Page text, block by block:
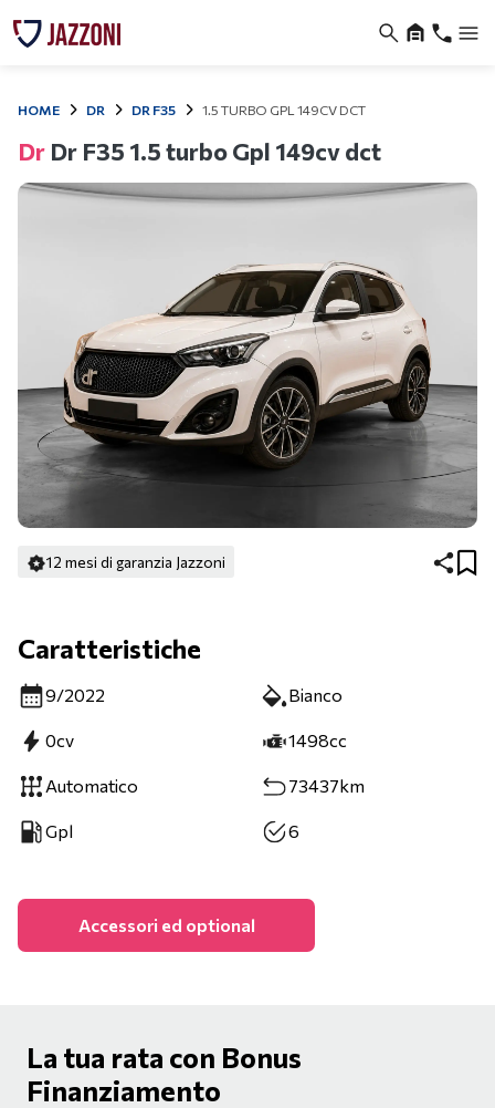
HOME DR DR F35 1.5 TURBO GPL 149CV DCT
Dr Dr F35 1.5 turbo Gpl 149cv dct
12 mesi di garanzia Jazzoni
Caratteristiche
9/2022 Bianco
0cv 1498cc
Automatico 73437km
Gpl 6
Accessori ed optional
La tua rata con Bonus
Finanziamento